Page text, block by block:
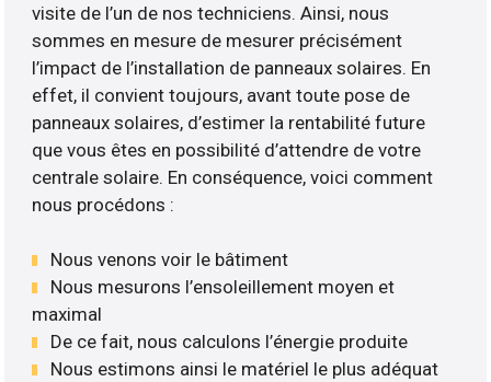
visite de l’un de nos techniciens. Ainsi, nous
sommes en mesure de mesurer précisément
l’impact de l’installation de panneaux solaires. En
effet, il convient toujours, avant toute pose de
panneaux solaires, d’estimer la rentabilité future
que vous êtes en possibilité d’attendre de votre
centrale solaire. En conséquence, voici comment
nous procédons :
Nous venons voir le bâtiment
Nous mesurons l’ensoleillement moyen et
maximal
De ce fait, nous calculons l’énergie produite
Nous estimons ainsi le matériel le plus adéquat